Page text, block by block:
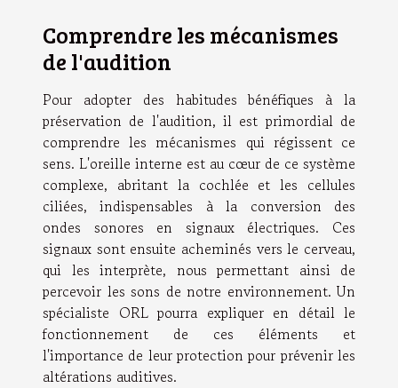
Comprendre les mécanismes
de l'audition
Pour adopter des habitudes bénéfiques à la
préservation de l'audition, il est primordial de
comprendre les mécanismes qui régissent ce
sens. L'oreille interne est au cœur de ce système
complexe, abritant la cochlée et les cellules
ciliées, indispensables à la conversion des
ondes sonores en signaux électriques. Ces
signaux sont ensuite acheminés vers le cerveau,
qui les interprète, nous permettant ainsi de
percevoir les sons de notre environnement. Un
spécialiste ORL pourra expliquer en détail le
fonctionnement de ces éléments et
l'importance de leur protection pour prévenir les
altérations auditives.